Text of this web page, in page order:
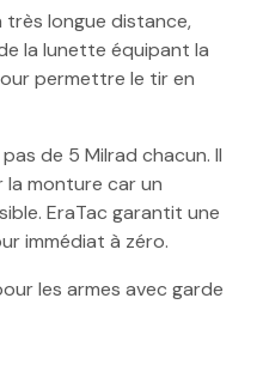
longue distance,
la lunette équipant la
permettre le tir en
de 5 Milrad chacun. Il
la monture car un
EraTac garantit une
immédiat à zéro.
les armes avec garde